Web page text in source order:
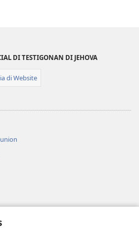
Por
DI TESTIGONAN DI JEHOVA
di Website